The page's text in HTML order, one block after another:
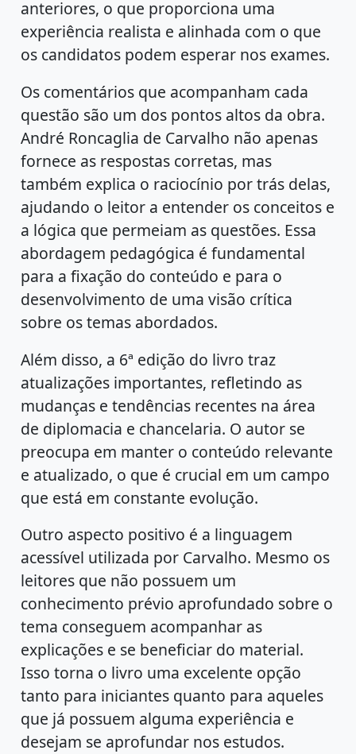
anteriores, o que proporciona uma
experiência realista e alinhada com o que
os candidatos podem esperar nos exames.
Os comentários que acompanham cada
questão são um dos pontos altos da obra.
André Roncaglia de Carvalho não apenas
fornece as respostas corretas, mas
também explica o raciocínio por trás delas,
ajudando o leitor a entender os conceitos e
a lógica que permeiam as questões. Essa
abordagem pedagógica é fundamental
para a fixação do conteúdo e para o
desenvolvimento de uma visão crítica
sobre os temas abordados.
Além disso, a 6ª edição do livro traz
atualizações importantes, refletindo as
mudanças e tendências recentes na área
de diplomacia e chancelaria. O autor se
preocupa em manter o conteúdo relevante
e atualizado, o que é crucial em um campo
que está em constante evolução.
Outro aspecto positivo é a linguagem
acessível utilizada por Carvalho. Mesmo os
leitores que não possuem um
conhecimento prévio aprofundado sobre o
tema conseguem acompanhar as
explicações e se beneficiar do material.
Isso torna o livro uma excelente opção
tanto para iniciantes quanto para aqueles
que já possuem alguma experiência e
desejam se aprofundar nos estudos.